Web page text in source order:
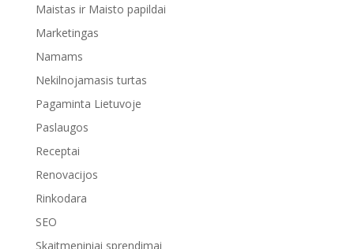
Maistas ir Maisto papildai
Marketingas
Namams
Nekilnojamasis turtas
Pagaminta Lietuvoje
Paslaugos
Receptai
Renovacijos
Rinkodara
SEO
Skaitmeniniai sprendimai